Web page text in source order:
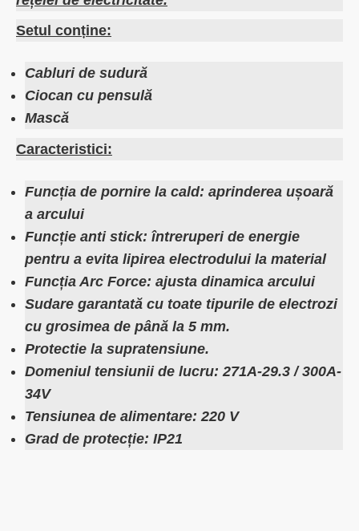
Setul conține:
Cabluri de sudură
Ciocan cu pensulă
Mască
Caracteristici:
Funcția de pornire la cald: aprinderea ușoară
a arcului
Funcție anti stick: întreruperi de energie
pentru a evita lipirea electrodului la material
Funcția Arc Force: ajusta dinamica arcului
Sudare garantată cu toate tipurile de electrozi
cu grosimea de până la 5 mm.
Protectie la supratensiune.
Domeniul tensiunii de lucru: 271A-29.3 / 300A-
34V
Tensiunea de alimentare: 220 V
Grad de protecție: IP21